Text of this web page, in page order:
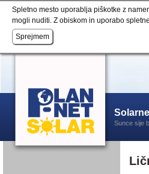
Sunce sije
Spletno mesto uporablja piškotke z
mogli nuditi. Z obiskom in uporabo